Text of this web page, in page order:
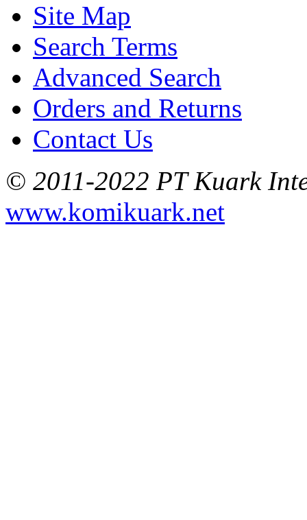
Site Map
Search Terms
Advanced Search
Orders and Returns
Contact Us
© 2011-2022 PT Kuark
www.komikuark.net